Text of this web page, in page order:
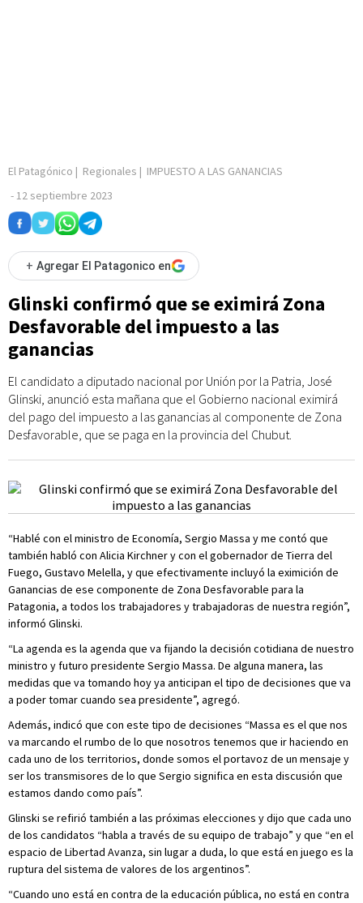
El Patagónico | Regionales | IMPUESTO A LAS GANANCIAS
- 12 septiembre 2023
+ Agregar El Patagonico en
Glinski confirmó que se eximirá Zona
Desfavorable del impuesto a las
ganancias
El candidato a diputado nacional por Unión por la Patria, José
Glinski, anunció esta mañana que el Gobierno nacional eximirá
del pago del impuesto a las ganancias al componente de Zona
Desfavorable, que se paga en la provincia del Chubut.
“Hablé con el ministro de Economía, Sergio Massa y me contó que
también habló con Alicia Kirchner y con el gobernador de Tierra del
Fuego, Gustavo Melella, y que efectivamente incluyó la eximición de
Ganancias de ese componente de Zona Desfavorable para la
Patagonia, a todos los trabajadores y trabajadoras de nuestra región”,
informó Glinski.
“La agenda es la agenda que va fijando la decisión cotidiana de nuestro
ministro y futuro presidente Sergio Massa. De alguna manera, las
medidas que va tomando hoy ya anticipan el tipo de decisiones que va
a poder tomar cuando sea presidente”, agregó.
Además, indicó que con este tipo de decisiones “Massa es el que nos
va marcando el rumbo de lo que nosotros tenemos que ir haciendo en
cada uno de los territorios, donde somos el portavoz de un mensaje y
ser los transmisores de lo que Sergio significa en esta discusión que
estamos dando como país”.
Glinski se refirió también a las próximas elecciones y dijo que cada uno
de los candidatos “habla a través de su equipo de trabajo” y que “en el
espacio de Libertad Avanza, sin lugar a duda, lo que está en juego es la
ruptura del sistema de valores de los argentinos”.
“Cuando uno está en contra de la educación pública, no está en contra